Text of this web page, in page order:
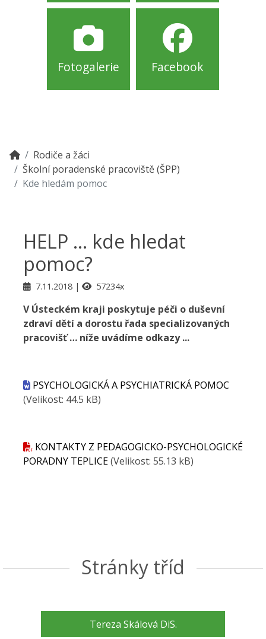
Fotogalerie Facebook
Rodiče a žáci
Školní poradenské pracoviště (ŠPP)
Kde hledám pomoc
HELP ... kde hledat
pomoc?
7.11.2018 57234x
V Ústeckém kraji poskytuje péči o duševní
zdraví dětí a dorostu řada specializovaných
pracovišť … níže uvádíme odkazy ...
PSYCHOLOGICKÁ A PSYCHIATRICKÁ POMOC
(Velikost: 44.5 kB)
KONTAKTY Z PEDAGOGICKO-PSYCHOLOGICKÉ
PORADNY TEPLICE(Velikost: 55.13 kB)
Stránky tříd
Tereza Skálová DiS.